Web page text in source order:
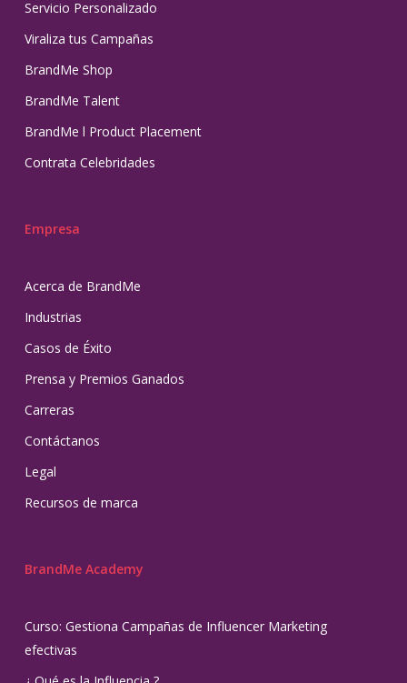
Servicio Personalizado
Viraliza tus Campañas
BrandMe Shop
BrandMe Talent
BrandMe l Product Placement
Contrata Celebridades
Empresa
Acerca de BrandMe
Industrias
Casos de Éxito
Prensa y Premios Ganados
Carreras
Contáctanos
Legal
Recursos de marca
BrandMe Academy
Curso: Gestiona Campañas de Influencer Marketing
efectivas